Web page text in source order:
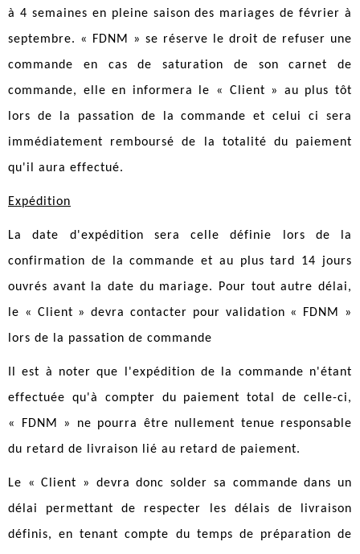
à 4 semaines en pleine saison des mariages de février à
septembre. « FDNM » se réserve le droit de refuser une
commande en cas de saturation de son carnet de
commande, elle en informera le « Client » au plus tôt
lors de la passation de la commande et celui ci sera
immédiatement remboursé de la totalité du paiement
qu'il aura effectué.
Expédition
La date d'expédition sera celle définie lors de la
confirmation de la commande et au plus tard 14 jours
ouvrés avant la date du mariage. Pour tout autre délai,
le « Client » devra contacter pour validation « FDNM »
lors de la passation de commande
Il est à noter que l'expédition de la commande n'étant
effectuée qu'à compter du paiement total de celle-ci,
« FDNM » ne pourra être nullement tenue responsable
du retard de livraison lié au retard de paiement.
Le « Client » devra donc solder sa commande dans un
délai permettant de respecter les délais de livraison
définis, en tenant compte du temps de préparation de